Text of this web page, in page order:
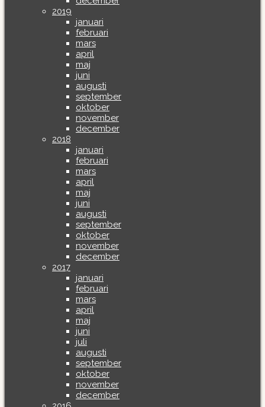
2019
januari
februari
mars
april
maj
juni
augusti
september
oktober
november
december
2018
januari
februari
mars
april
maj
juni
augusti
september
oktober
november
december
2017
januari
februari
mars
april
maj
juni
juli
augusti
september
oktober
november
december